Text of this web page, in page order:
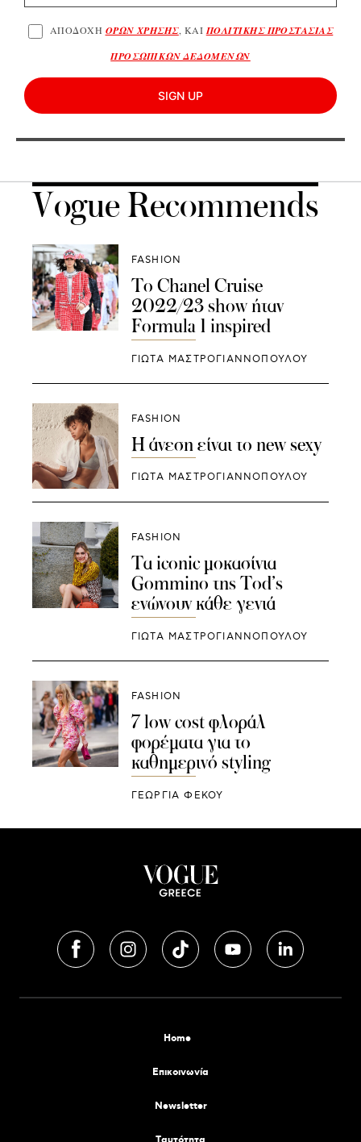
ΑΠΟΔΟΧΗ ΟΡΩΝ ΧΡΗΣΗΣ, ΚΑΙ ΠΟΛΙΤΙΚΗΣ ΠΡΟΣΤΑΣΙΑΣ
ΠΡΟΣΩΠΙΚΩΝ ΔΕΔΟΜΕΝΩΝ
SIGN UP
Vogue Recommends
FASHION
To Chanel Cruise
2022/23 show ήταν
Formula 1 inspired
ΓΙΩΤΑ ΜΑΣΤΡΟΓΙΑΝΝΟΠΟΥΛΟΥ
FASHION
Η άνεση είναι το new sexy
ΓΙΩΤΑ ΜΑΣΤΡΟΓΙΑΝΝΟΠΟΥΛΟΥ
FASHION
Τα iconic μοκασίνια
Gommino της Tod’s
ενώνουν κάθε γενιά
ΓΙΩΤΑ ΜΑΣΤΡΟΓΙΑΝΝΟΠΟΥΛΟΥ
FASHION
7 low cost φλοράλ
φορέματα για το
καθημερινό styling
ΓΕΩΡΓΙΑ ΦΕΚΟΥ
Home
Επικοινωνία
Newsletter